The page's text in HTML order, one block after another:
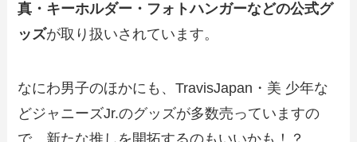
真・キーホルダー・フォトハンガーなどの公式グ
ッズが取り扱いされています。
なにわ男子のほかにも、TravisJapan・美 少年な
どジャニーズJr.のグッズが多数売っていますの
で、新たな推しを開拓するのもいいかも！？